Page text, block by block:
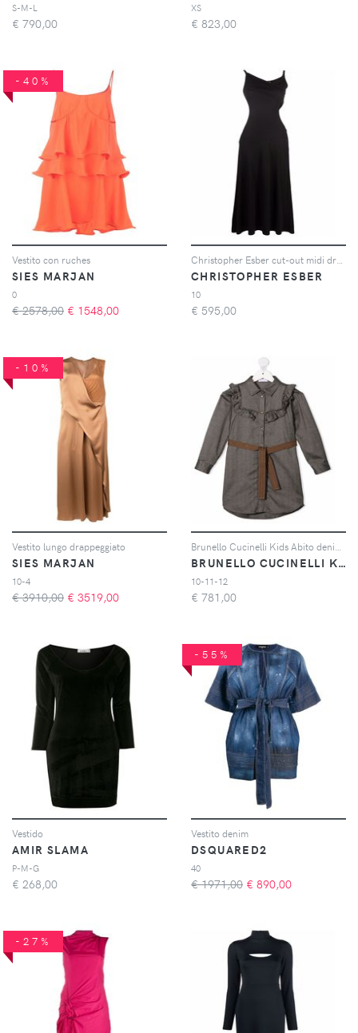
S-M-L
€ 790,00
XS
€ 823,00
-40%
Vestito con ruches
SIES MARJAN
0
€ 2578,00 € 1548,00
CHRISTOPHER ESBER
10
€ 595,00
-10%
Vestito lungo drappeggiato
SIES MARJAN
10-4
€ 3910,00 € 3519,00
BRUNELLO CUCINELLI KIDS
10-11-12
€ 781,00
Vestido
AMIR SLAMA
P-M-G
€ 268,00
-55%
Vestito denim
DSQUARED2
40
€ 1971,00 € 890,00
-27%